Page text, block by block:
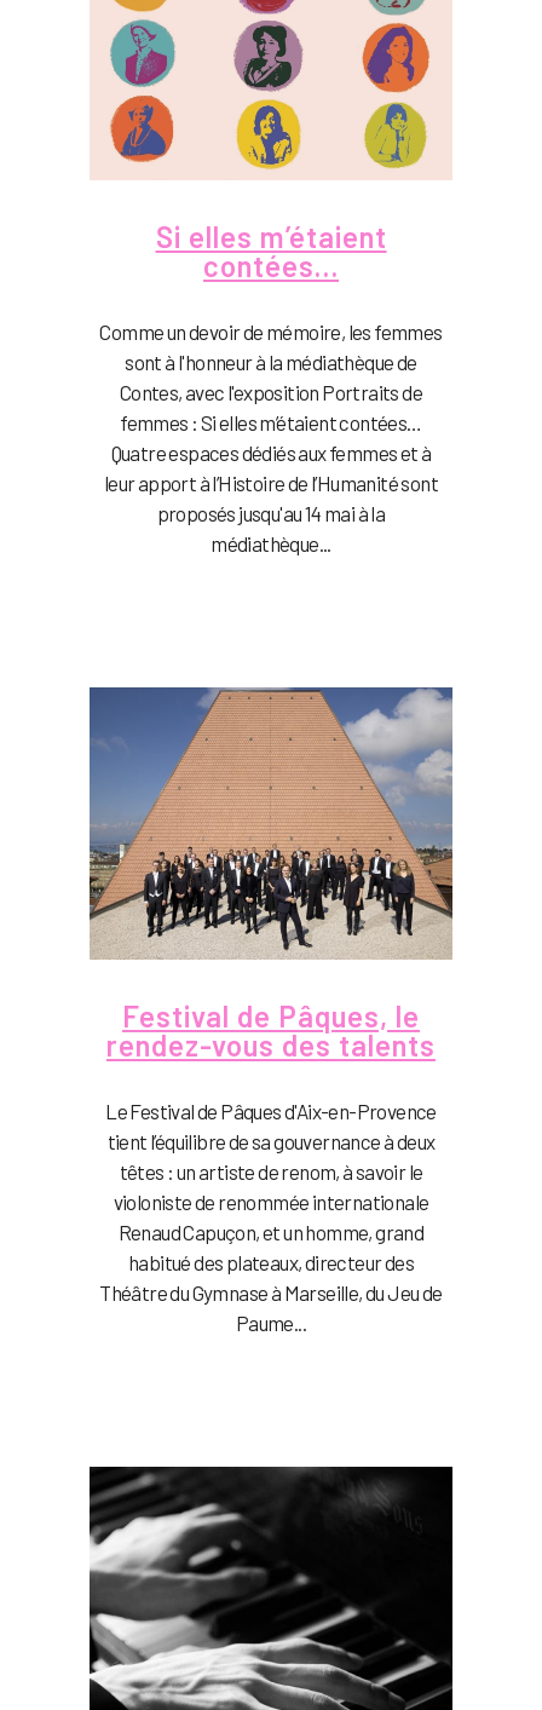
Si elles m’étaient
contées…
Comme un devoir de mémoire, les femmes
sont à l'honneur à la médiathèque de
Contes, avec l'exposition Portraits de
femmes : Si elles m’étaient contées…
Quatre espaces dédiés aux femmes et à
leur apport à l’Histoire de l’Humanité sont
proposés jusqu'au 14 mai à la
médiathèque...
Festival de Pâques, le
rendez-vous des talents
Le Festival de Pâques d'Aix-en-Provence
tient l’équilibre de sa gouvernance à deux
têtes : un artiste de renom, à savoir le
violoniste de renommée internationale
Renaud Capuçon, et un homme, grand
habitué des plateaux, directeur des
Théâtre du Gymnase à Marseille, du Jeu de
Paume...